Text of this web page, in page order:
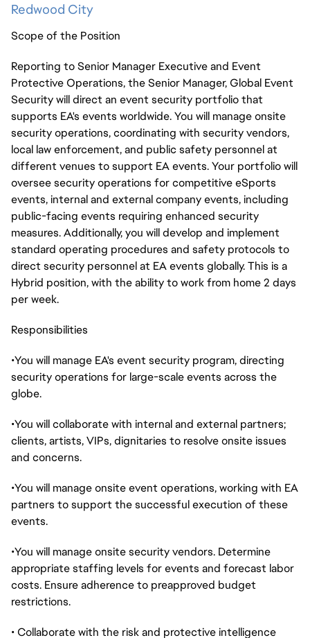
Redwood City
Scope of the Position
Reporting to Senior Manager Executive and Event
Protective Operations, the Senior Manager, Global Event
Security will direct an event security portfolio that
supports EA's events worldwide. You will manage onsite
security operations, coordinating with security vendors,
local law enforcement, and public safety personnel at
different venues to support EA events. Your portfolio will
oversee security operations for competitive eSports
events, internal and external company events, including
public-facing events requiring enhanced security
measures. Additionally, you will develop and implement
standard operating procedures and safety protocols to
direct security personnel at EA events globally. This is a
Hybrid position, with the ability to work from home 2 days
per week.
Responsibilities
•You will manage EA's event security program, directing
security operations for large-scale events across the
globe.
•You will collaborate with internal and external partners;
clients, artists, VIPs, dignitaries to resolve onsite issues
and concerns.
•You will manage onsite event operations, working with EA
partners to support the successful execution of these
events.
•You will manage onsite security vendors. Determine
appropriate staffing levels for events and forecast labor
costs. Ensure adherence to preapproved budget
restrictions.
• Collaborate with the risk and protective intelligence